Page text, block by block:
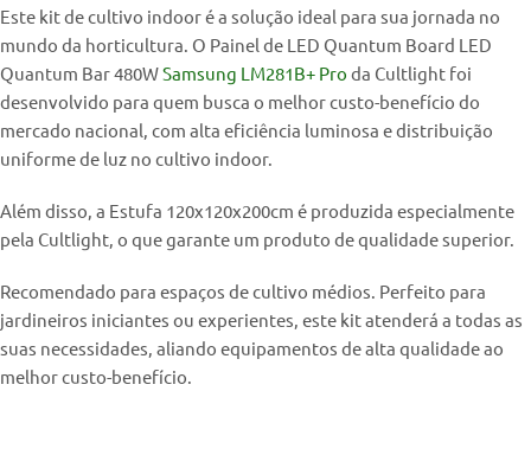
Este kit de cultivo indoor é a solução ideal para sua jornada no
mundo da horticultura. O Painel de LED Quantum Board LED
Quantum Bar 480WSamsung LM281B+ Pro da Cultlight foi
desenvolvido para quem busca o melhor custo-benefício do
mercado nacional, com alta eficiência luminosa e distribuição
uniforme de luz no cultivo indoor.
Além disso, a Estufa 120x120x200cm é produzida especialmente
pela Cultlight, o que garante um produto de qualidade superior.
Recomendado para espaços de cultivo médios. Perfeito para
jardineiros iniciantes ou experientes, este kit atenderá a todas as
suas necessidades, aliando equipamentos de alta qualidade ao
melhor custo-benefício.